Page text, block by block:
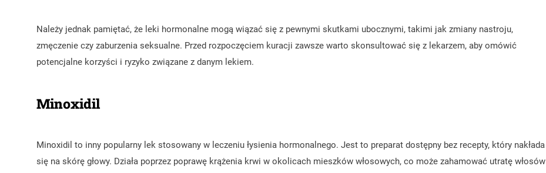
Należy jednak pamiętać, że leki hormonalne mogą wiązać się z pewnymi skutkami ubocznymi, takimi jak zmiany nastroju,
zmęczenie czy zaburzenia seksualne. Przed rozpoczęciem kuracji zawsze warto skonsultować się z lekarzem, aby omówić
potencjalne korzyści i ryzyko związane z danym lekiem.
Minoxidil
Minoxidil to inny popularny lek stosowany w leczeniu łysienia hormonalnego. Jest to preparat dostępny bez recepty, który nakłada
się na skórę głowy. Działa poprzez poprawę krążenia krwi w okolicach mieszków włosowych, co może zahamować utratę włosów